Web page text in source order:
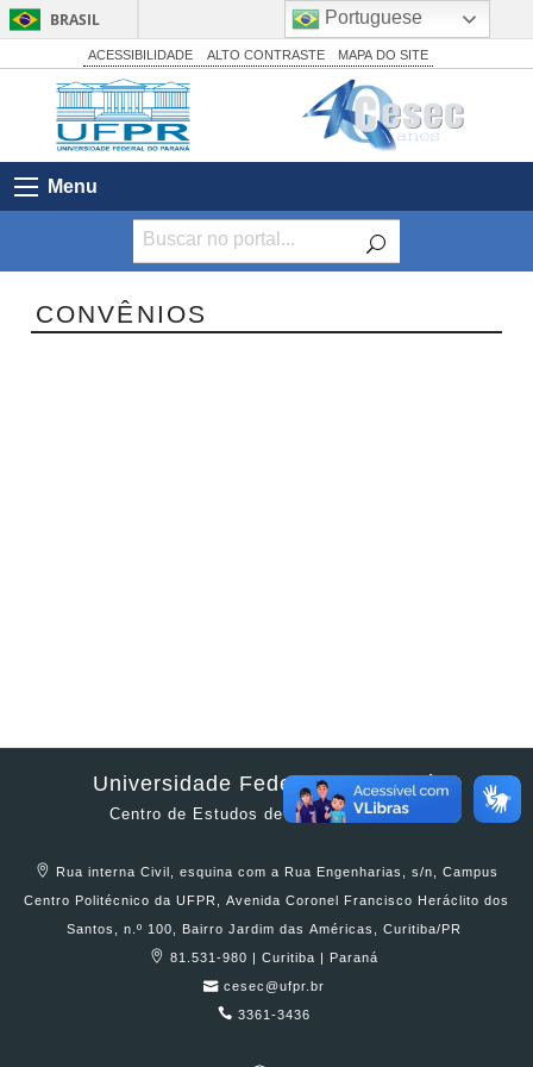
BRASIL
Simplifique!
Comunica BR
Participe
Legislação
Canais
ACESSIBILIDADE ALTO CONTRASTE MAPA DO SITE
Menu
CONVÊNIOS
Universidade Federal do Paraná
Centro de Estudos de Engenharia Civil
Rua interna Civil, esquina com a Rua Engenharias, s/n, Campus
Centro Politécnico da UFPR, Avenida Coronel Francisco Heráclito dos
Santos, n.º 100, Bairro Jardim das Américas, Curitiba/PR
81.531-980 | Curitiba | Paraná
cesec@ufpr.br
3361-3436
Portuguese